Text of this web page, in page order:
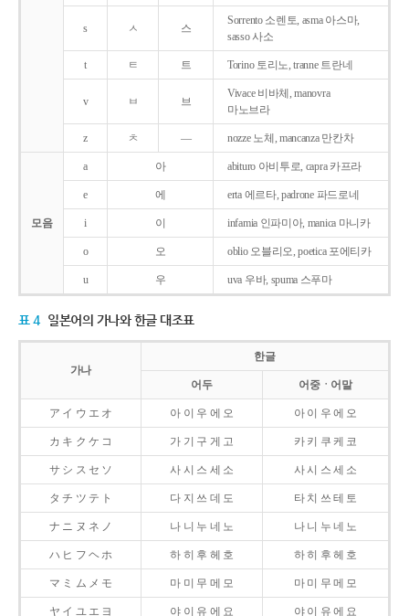
s ㅅ 스
Sorrento 소렌토, asma 아스마,
sasso 사소
t ㅌ 트 Torino 토리노, tranne 트란네
v ㅂ 브
Vivace 비바체, manovra
마노브라
z ㅊ ― nozze 노체, mancanza 만칸차
모음
a 아 abituro 아비투로, capra 카프라
e 에 erta 에르타, padrone 파드로네
i 이 infamia 인파미아, manica 마니카
o 오 oblio 오블리오, poetica 포에티카
u 우 uva 우바, spuma 스푸마
표 4 일본어의 가나와 한글 대조표
가나
한글
어두 어중ㆍ어말
ア イ ウ エ オ 아 이 우 에 오 아 이 우 에 오
カ キ ク ケ コ 가 기 구 게 고 카 키 쿠 케 코
サ シ ス セ ソ 사 시 스 세 소 사 시 스 세 소
タ チ ツ テ ト 다 지 쓰 데 도 타 치 쓰 테 토
ナ ニ ヌ ネ ノ 나 니 누 네 노 나 니 누 네 노
ハ ヒ フ ヘ ホ 하 히 후 헤 호 하 히 후 헤 호
マ ミ ム メ モ 마 미 무 메 모 마 미 무 메 모
ヤ イ ユ エ ヨ 야 이 유 에 요 야 이 유 에 요